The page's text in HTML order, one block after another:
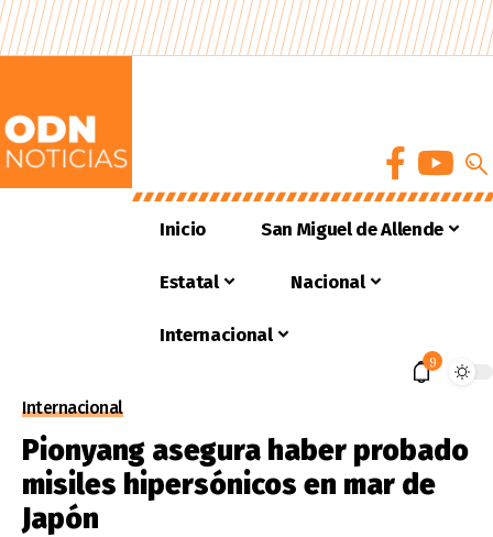
Inicio San Miguel de Allende
Estatal Nacional
Internacional
9
Internacional
Pionyang asegura haber probado
misiles hipersónicos en mar de
Japón